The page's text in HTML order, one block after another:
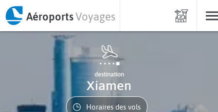
AéroportsVoyages
destination
Xiamen
Horaires des vols